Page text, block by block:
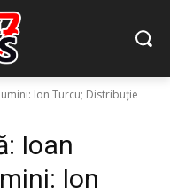
Ion Turcu; Distribuție
Ioan
Ion